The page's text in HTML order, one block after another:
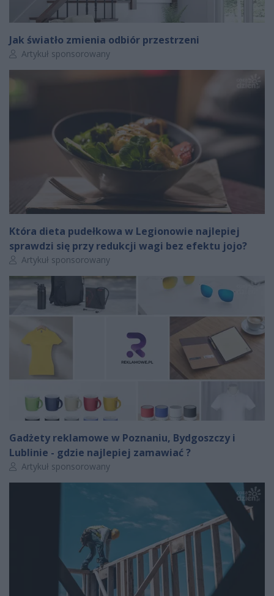
Jak światło zmienia odbiór przestrzeni
Autor artykułu:
Artykuł sponsorowany
Która dieta pudełkowa w Legionowie najlepiej
sprawdzi się przy redukcji wagi bez efektu jojo?
Autor artykułu:
Artykuł sponsorowany
Gadżety reklamowe w Poznaniu, Bydgoszczy i
Lublinie - gdzie najlepiej zamawiać ?
Autor artykułu:
Artykuł sponsorowany